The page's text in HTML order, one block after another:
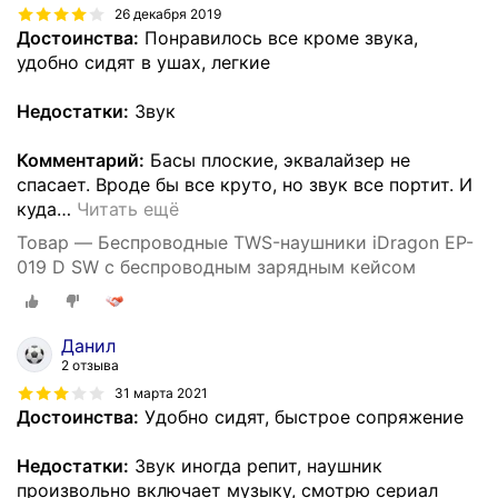
26 декабря 2019
Достоинства: Понравилось все кроме звука,
удобно сидят в ушах, легкие
Недостатки: Звук
Комментарий: Басы плоские, эквалайзер не
спасает. Вроде бы все круто, но звук все портит. И
куда… Читать ещё
Товар — Беспроводные TWS-наушники iDragon EP-
019 D SW с беспроводным зарядным кейсом
Данил
2 отзыва
31 марта 2021
Достоинства: Удобно сидят, быстрое сопряжение
Недостатки: Звук иногда репит, наушник
произвольно включает музыку, смотрю сериал